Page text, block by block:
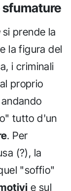
sfumature
si prende la
la figura del
i criminali
proprio
tutto d'un
. Per
(?), la
"soffio"
e sul